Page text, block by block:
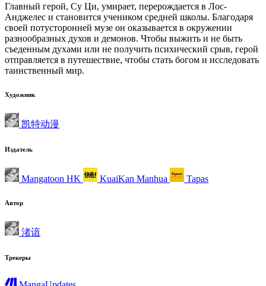
Главный герой, Су Ци, умирает, перерождается в Лос-
Анджелес и становится учеником средней школы. Благодаря
своей потусторонней музе он оказывается в окружении
разнообразных духов и демонов. Чтобы выжить и не быть
съеденным духами или не получить психический срыв, герой
отправляется в путешествие, чтобы стать богом и исследовать
таинственный мир.
Художник
凯特动漫
Издатель
Mangatoon HK KuaiKan Manhua Tapas
Автор
渚谙
Трекеры